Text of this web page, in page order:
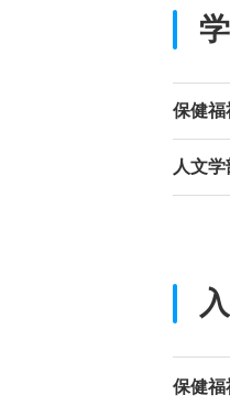
保健福
人文学
保健福